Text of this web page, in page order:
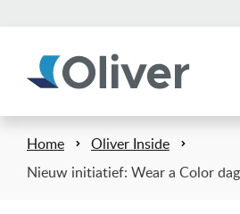
Home
Oliver Inside
Nieuw initiatief: Wear a Color dag